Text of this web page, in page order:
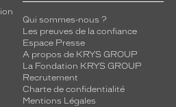
Qui sommes-nous ?
Les preuves de la confiance
Espace Presse
A propos de KRYS GROUP
La Fondation KRYS GROUP
Recrutement
Charte de confidentialité
Mentions Légales